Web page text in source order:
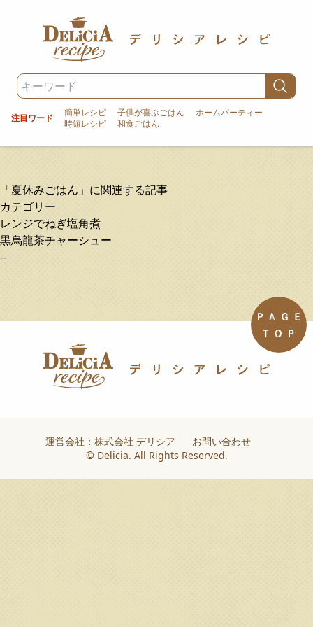
注目ワード 簡単レシピ 子供が喜ぶごはん
ホームパーティー
時短レシピ
和食ごはん
「夏休みごはん」に関連する記事
カテゴリー
レンジでねぎ塩角煮
黒烏龍茶チャーシュー
--
運営会社：株式会社 デリシア
お問い合わせ
© Delicia. All Rights Reserved.